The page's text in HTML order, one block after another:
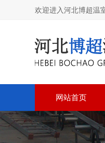
欢迎进入河北博超温
网站首页